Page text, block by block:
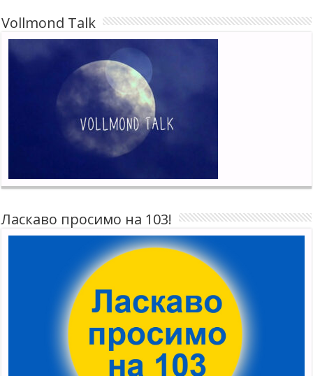
Vollmond Talk
Ласкаво просимо на 103!